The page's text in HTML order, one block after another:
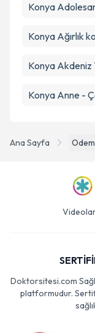
Ana Sayfa
Konya
Konya Ağırlık
Konya Akdeniz
Konya Anne -
Doktorsitesi.com
platformudur.